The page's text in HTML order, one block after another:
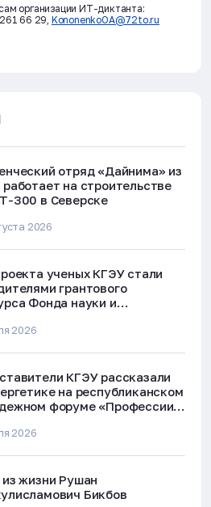
организации ИТ-диктанта:
66 29, KononenkoOA@72to.ru
отряд «Дайнима» из
на строительстве
300 в Северске
2026
ученых КГЭУ стали
грантового
Фонда науки и
2026
КГЭУ рассказали
на республиканском
форуме «Профессии
2026
жизни Рушан
Бикбов